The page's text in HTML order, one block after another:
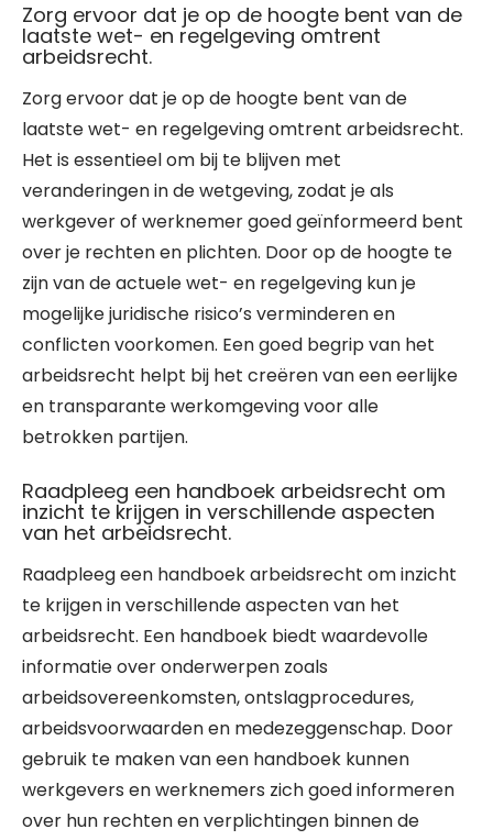
Zorg ervoor dat je op de hoogte bent van de
laatste wet- en regelgeving omtrent
arbeidsrecht.
Zorg ervoor dat je op de hoogte bent van de
laatste wet- en regelgeving omtrent arbeidsrecht.
Het is essentieel om bij te blijven met
veranderingen in de wetgeving, zodat je als
werkgever of werknemer goed geïnformeerd bent
over je rechten en plichten. Door op de hoogte te
zijn van de actuele wet- en regelgeving kun je
mogelijke juridische risico’s verminderen en
conflicten voorkomen. Een goed begrip van het
arbeidsrecht helpt bij het creëren van een eerlijke
en transparante werkomgeving voor alle
betrokken partijen.
Raadpleeg een handboek arbeidsrecht om
inzicht te krijgen in verschillende aspecten
van het arbeidsrecht.
Raadpleeg een handboek arbeidsrecht om inzicht
te krijgen in verschillende aspecten van het
arbeidsrecht. Een handboek biedt waardevolle
informatie over onderwerpen zoals
arbeidsovereenkomsten, ontslagprocedures,
arbeidsvoorwaarden en medezeggenschap. Door
gebruik te maken van een handboek kunnen
werkgevers en werknemers zich goed informeren
over hun rechten en verplichtingen binnen de